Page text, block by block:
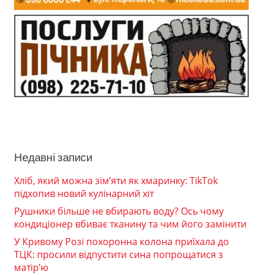
Недавні записи
Хліб, який можна зім’яти як хмаринку: TikTok
підхопив новий кулінарний хіт
Рушники більше не вбирають воду? Ось чому
кондиціонер вбиває тканину та чим його замінити
У Кривому Розі похоронна колона приїхала до
ТЦК: просили відпустити сина попрощатися з
матір’ю